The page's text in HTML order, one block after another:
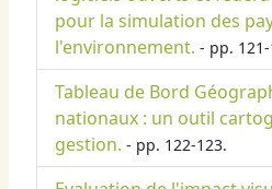
pour la simulation des
l'environnement. - pp.
Tableau de Bord
nationaux : un outil
gestion. - pp. 122-123.